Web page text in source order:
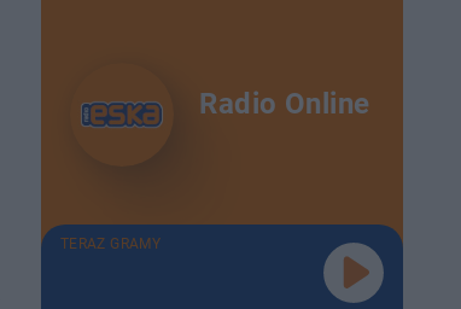
Radio Online
TERAZ GRAMY